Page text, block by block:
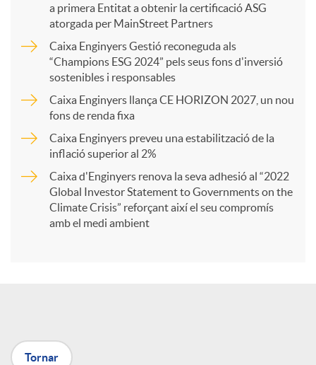
r
X
a primera Entitat a obtenir la certificació ASG
atorgada per MainStreet Partners
Caixa Enginyers Gestió reconeguda als
“Champions ESG 2024” pels seus fons d'inversió
sostenibles i responsables
Caixa Enginyers llança CE HORIZON 2027, un nou
fons de renda fixa
Caixa Enginyers preveu una estabilització de la
inflació superior al 2%
Caixa d'Enginyers renova la seva adhesió al “2022
Global Investor Statement to Governments on the
Climate Crisis” reforçant així el seu compromís
amb el medi ambient
Tornar